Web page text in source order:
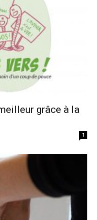
grâce à la
1